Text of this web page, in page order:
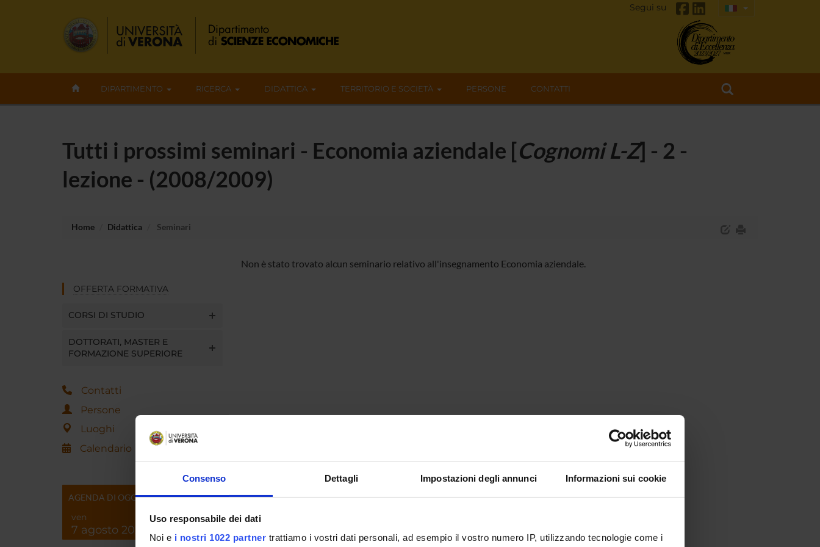
Consenso Dettagli Impostazioni degli annunci Informazioni sui cookie
Uso responsabile dei dati
Noi e i nostri 1022 partner trattiamo i vostri dati personali, ad esempio il vostro numero IP, utilizzando tecnologie come i
Segui su
DIPARTIMENTO RICERCA DIDATTICA TERRITORIO E SOCIETÀ PERSONE CONTATTI
Tutti i prossimi seminari - Economia aziendale [Cognomi L-Z] - 2 -
lezione - (2008/2009)
Home Didattica Seminari
OFFERTA FORMATIVA
CORSI DI STUDIO
DOTTORATI, MASTER E
FORMAZIONE SUPERIORE
Contatti
Persone
Luoghi
Calendario
AGENDA DI OGGI
ven
7 agosto 2026
Non è stato trovato alcun seminario relativo all'insegnamento Economia aziendale.